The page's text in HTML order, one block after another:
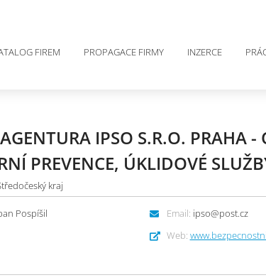
FIREM PROPAGACE FIRMY INZERCE
IPSO S.R.O. PRAHA -
PREVENCE, ÚKLIDOVÉ
kraj
Pospíšil
Email: ipso@post.cz
Web: